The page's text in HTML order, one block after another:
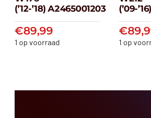
klasse W176
(’12-’18) A2465001203
€89,99
(’12-’18) A2465001203
€89,99
1 op voorraad
€
(’09-
€
1 op